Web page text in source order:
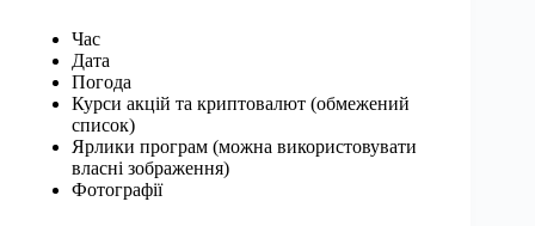
Час
Дата
Погода
Курси акцій та криптовалют (обмежений
список)
Ярлики програм (можна використовувати
власні зображення)
Фотографії